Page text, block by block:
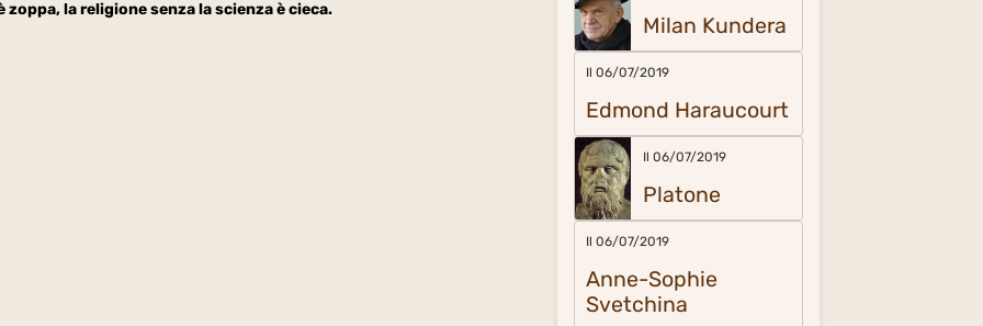
zoppa, la religione senza la scienza è cieca.
Milan Kundera
Il 06/07/2019
Edmond Haraucourt
Il 06/07/2019
Platone
Il 06/07/2019
Anne-Sophie
Svetchina